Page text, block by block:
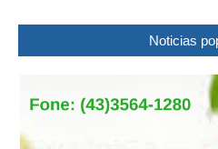
Noticias